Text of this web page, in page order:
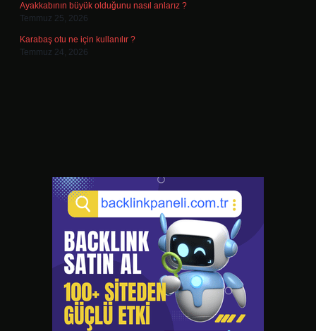
Ayakkabının büyük olduğunu nasıl anlarız ?
Temmuz 25, 2026
Karabaş otu ne için kullanılır ?
Temmuz 24, 2026